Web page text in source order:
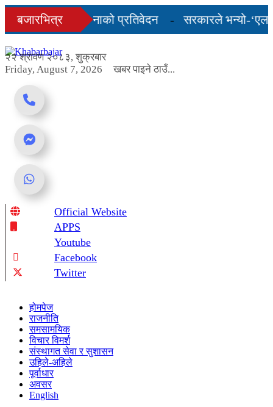
Skip
content
बजारभित्र
अन्तिम तीन महिनाको प्रतिवेदन
सरकारले भन्यो-‘एलपी
२२ श्रावण २०८३, शुक्रबार
Friday, August 7, 2026
खबर पाइने ठाउँ...
Online News Portal
Official Website
APPS
Youtube
Facebook
Twitter
होमपेज
राजनीति
समसामयिक
विचार विमर्श
संस्थागत सेवा र सुशासन
उहिले-अहिले
पूर्वाधार
अवसर
English